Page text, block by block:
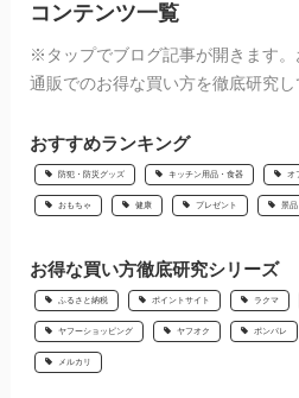
コンテンツ一覧
※タップでブログ記事が開きます
通販でのお得な買い方を徹底研究し
おすすめランキング
防犯・防災グッズ キッチン用品・食器 オ
おもちゃ 健康 プレゼント 景品
お得な買い方徹底研究シリーズ
ふるさと納税 ポイントサイト ラクマ
ヤフーショッピング ヤフオク ポンパレ
メルカリ